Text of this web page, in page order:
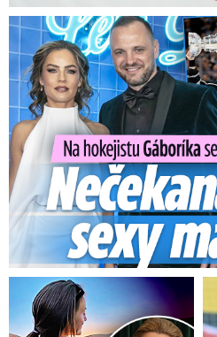
Na Gáboríka se sypou obvinění z